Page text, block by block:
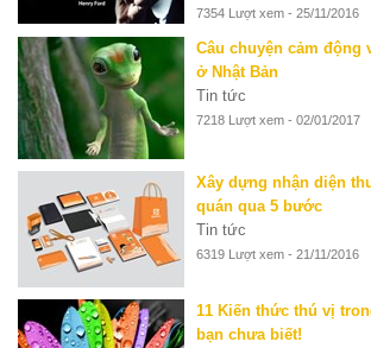
7354 Lượt xem - 25/11/2016
Câu chuyện cảm động
ở Nhật Bản
Tin tức
7218 Lượt xem - 02/01/2017
Xây dựng nhận diện
quán qua 5 bước
Tin tức
6319 Lượt xem - 21/11/2016
11 Kiến thức thú vị
bạn chưa biết!